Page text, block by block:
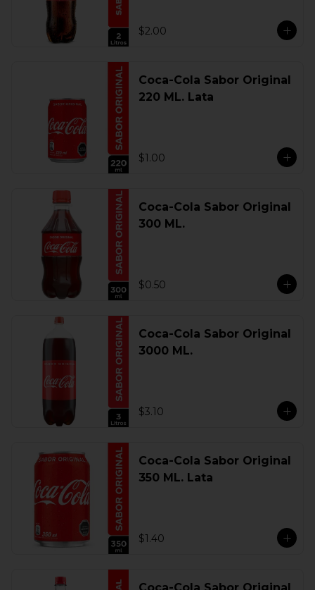
$2.00
Coca-Cola Sabor Original
220 ML. Lata
$1.00
Coca-Cola Sabor Original
300 ML.
$0.50
Coca-Cola Sabor Original
3000 ML.
$3.10
Coca-Cola Sabor Original
350 ML. Lata
$1.40